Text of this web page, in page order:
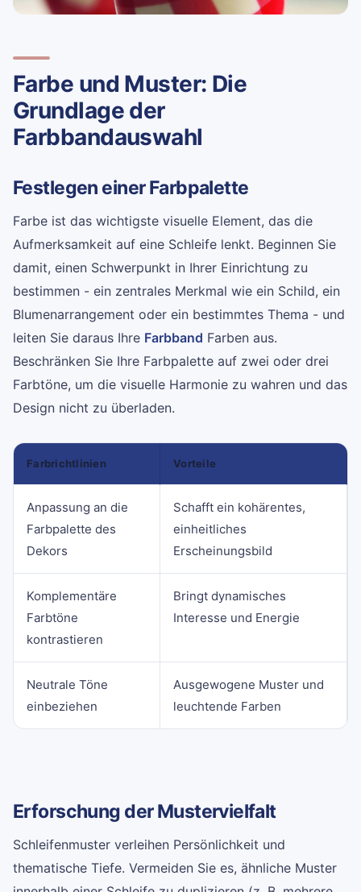
Farbe und Muster: Die
Grundlage der
Farbbandauswahl
Festlegen einer Farbpalette
Farbe ist das wichtigste visuelle Element, das die
Aufmerksamkeit auf eine Schleife lenkt. Beginnen Sie
damit, einen Schwerpunkt in Ihrer Einrichtung zu
bestimmen - ein zentrales Merkmal wie ein Schild, ein
Blumenarrangement oder ein bestimmtes Thema - und
leiten Sie daraus Ihre Farbband Farben aus.
Beschränken Sie Ihre Farbpalette auf zwei oder drei
Farbtöne, um die visuelle Harmonie zu wahren und das
Design nicht zu überladen.
Farbrichtlinien Vorteile
Anpassung an die
Farbpalette des
Dekors
Schafft ein kohärentes,
einheitliches
Erscheinungsbild
Komplementäre
Farbtöne
kontrastieren
Bringt dynamisches
Interesse und Energie
Neutrale Töne
einbeziehen
Ausgewogene Muster und
leuchtende Farben
Erforschung der Mustervielfalt
Schleifenmuster verleihen Persönlichkeit und
thematische Tiefe. Vermeiden Sie es, ähnliche Muster